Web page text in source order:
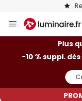
Allez
au
Plus
-10 % suppl.